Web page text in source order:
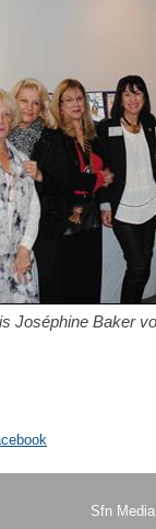
Joséphine Baker
Sfn